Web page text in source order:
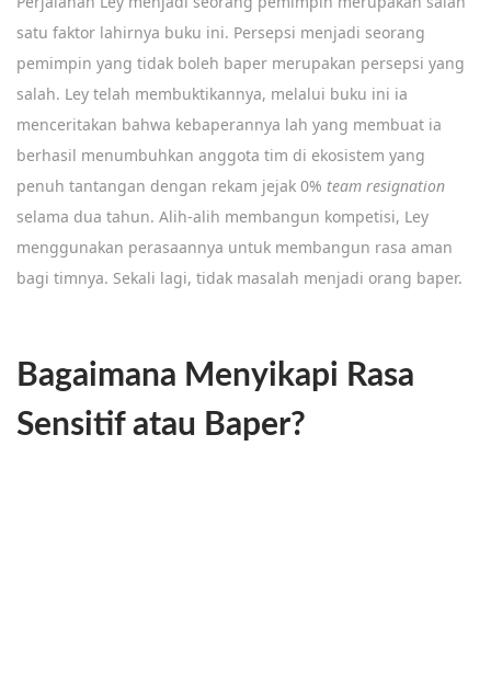
satu faktor lahirnya buku ini. Persepsi menjadi seorang
pemimpin yang tidak boleh baper merupakan persepsi yang
salah. Ley telah membuktikannya, melalui buku ini ia
menceritakan bahwa kebaperannya lah yang membuat ia
berhasil menumbuhkan anggota tim di ekosistem yang
penuh tantangan dengan rekam jejak 0% team resignation
selama dua tahun. Alih-alih membangun kompetisi, Ley
menggunakan perasaannya untuk membangun rasa aman
bagi timnya. Sekali lagi, tidak masalah menjadi orang baper.
Bagaimana Menyikapi Rasa
Sensitif atau Baper?